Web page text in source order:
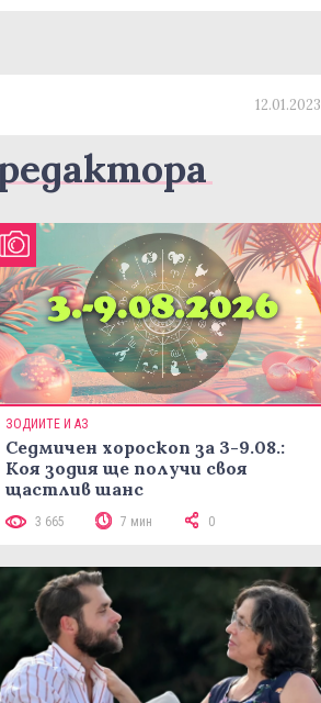
12.01.2023
ЗОДИИТЕ И АЗ
Седмичен хороскоп за 3-9.08.:
Коя зодия ще получи своя
щастлив шанс
3 665 7 мин 0